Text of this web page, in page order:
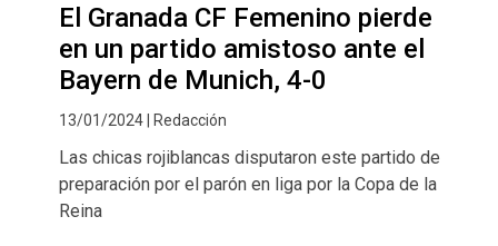
El Granada CF Femenino pierde
en un partido amistoso ante el
Bayern de Munich, 4-0
13/01/2024 | Redacción
Las chicas rojiblancas disputaron este partido de
preparación por el parón en liga por la Copa de la
Reina